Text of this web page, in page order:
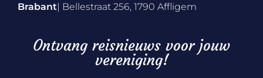
Brabant| Bellestraat 256, 1790 Affligem
Ontvang reisnieuws voor jouw
vereniging!